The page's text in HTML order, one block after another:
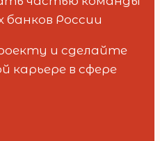
банков России
и сделайте
карьере в сфере